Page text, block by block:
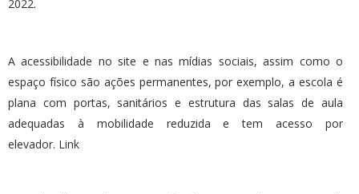
2022.
A acessibilidade no site e nas mídias sociais, assim como o
espaço físico são ações permanentes, por exemplo, a escola é
plana com portas, sanitários e estrutura das salas de aula
adequadas à mobilidade reduzida e tem acesso por
elevador. Link